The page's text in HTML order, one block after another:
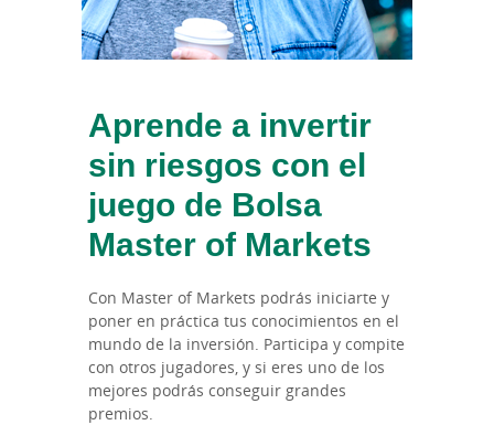
Aprende a invertir
sin riesgos con el
juego de Bolsa
Master of Markets
Con Master of Markets podrás iniciarte y
poner en práctica tus conocimientos en el
mundo de la inversión. Participa y compite
con otros jugadores, y si eres uno de los
mejores podrás conseguir grandes
premios.